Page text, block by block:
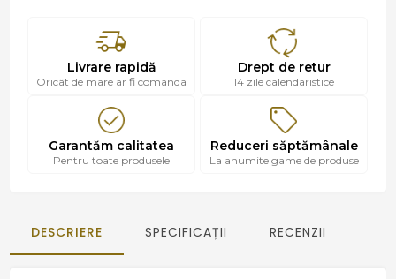
Livrare rapidă
Oricât de mare ar fi comanda
Drept de retur
14 zile calendaristice
Garantăm calitatea
Pentru toate produsele
Reduceri săptămânale
La anumite game de produse
DESCRIERE SPECIFICAȚII RECENZII